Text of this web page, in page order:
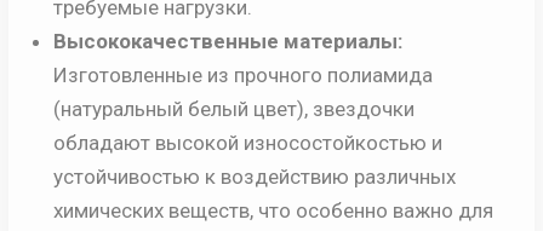
требуемые нагрузки.
Высококачественные материалы:
Изготовленные из прочного полиамида
(натуральный белый цвет), звездочки
обладают высокой износостойкостью и
устойчивостью к воздействию различных
химических веществ, что особенно важно для